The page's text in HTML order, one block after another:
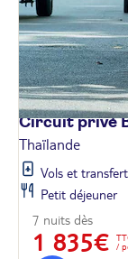
Circuit privé
Thaïlande
Vols et
Petit déjeuner
7 nuits dès
1 835€
/